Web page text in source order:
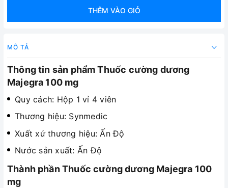
THÊM VÀO GIỎ
MÔ TẢ
Thông tin sản phẩmThuốc cường dương
Majegra 100 mg
Quy cách: Hộp 1 vỉ 4 viên
Thương hiệu: Synmedic
Xuất xứ thương hiệu: Ấn Độ
Nước sản xuất: Ấn Độ
Thành phần Thuốc cường dương Majegra 100
mg